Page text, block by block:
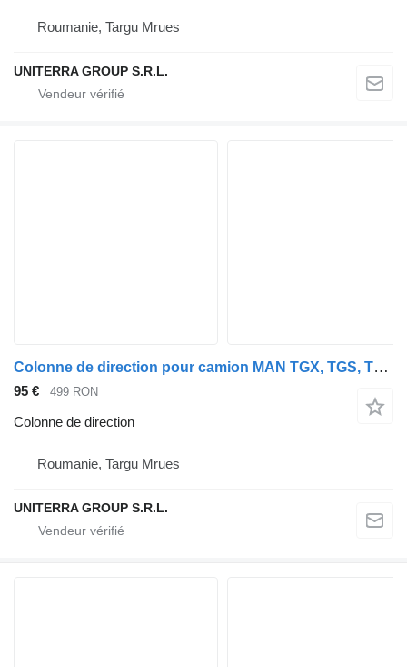
Roumanie, Targu Mrues
UNITERRA GROUP S.R.L.
Colonne de direction pour camion MAN TGX, TGS, TGA, TGM
95 € 499 RON
Colonne de direction
Roumanie, Targu Mrues
UNITERRA GROUP S.R.L.